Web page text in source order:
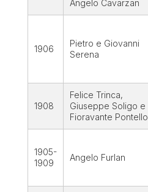
Angelo Cavarzan
1906
Pietro e Giovanni
Serena
1908
Felice Trinca,
Giuseppe Soligo e
Fioravante Pontello
1905-
1909
Angelo Furlan